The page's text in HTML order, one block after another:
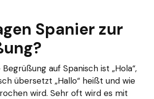
Spanier zur
auf Spanisch ist „Hola“,
übersetzt „Hallo“ heißt und wie
wird. Sehr oft wird es mit